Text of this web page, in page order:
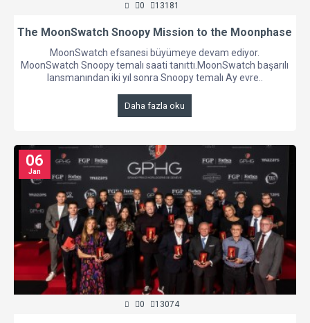
0 13181
The MoonSwatch Snoopy Mission to the Moonphase
MoonSwatch efsanesi büyümeye devam ediyor.
MoonSwatch Snoopy temalı saati tanıttı.MoonSwatch başarılı
lansmanından iki yıl sonra Snoopy temalı Ay evre..
Daha fazla oku
06
Jan
0 13074